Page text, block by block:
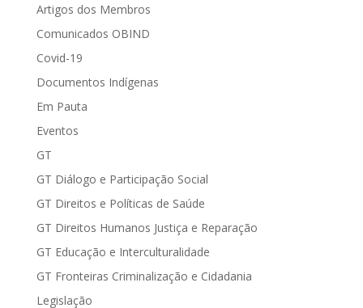
Artigos dos Membros
Comunicados OBIND
Covid-19
Documentos Indígenas
Em Pauta
Eventos
GT
GT Diálogo e Participação Social
GT Direitos e Políticas de Saúde
GT Direitos Humanos Justiça e Reparação
GT Educação e Interculturalidade
GT Fronteiras Criminalização e Cidadania
Legislação